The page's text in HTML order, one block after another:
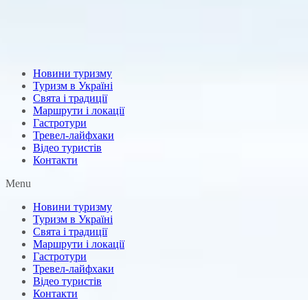
Новини туризму
Туризм в Україні
Свята і традиції
Маршрути і локації
Гастротури
Тревел-лайфхаки
Відео туристів
Контакти
Menu
Новини туризму
Туризм в Україні
Свята і традиції
Маршрути і локації
Гастротури
Тревел-лайфхаки
Відео туристів
Контакти